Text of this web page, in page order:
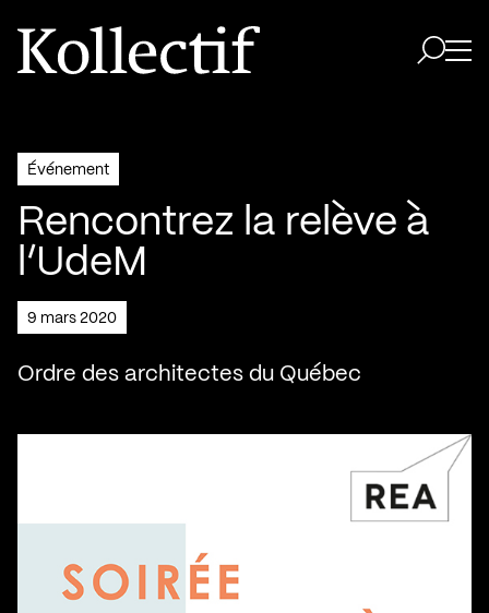
Aller à la page d'accueil
Logo Kollectif
Événement
Rencontrez la relève à
l’UdeM
9 mars 2020
Ordre des architectes du Québec